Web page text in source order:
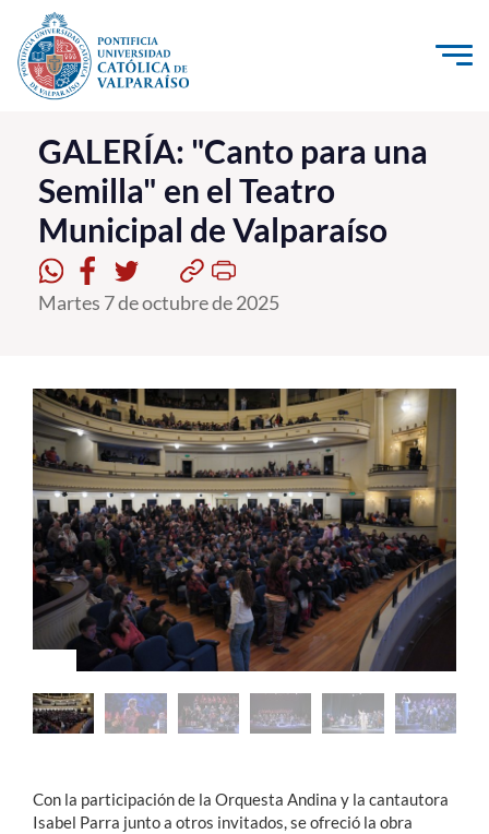
Click acá para ir directamente al contenido
La Universidad
Investigación, Creación e Innovación
PUCV Internacional
Vinculación con el Medio
Pregrado
Postgrado
Formación Continua
Estudiantes
Académicos
Funcionarios
Alumni
GALERÍA: "Canto para una
Semilla" en el Teatro
Municipal de Valparaíso
Martes 7 de octubre de 2025
Con la participación de la Orquesta Andina y la cantautora
Isabel Parra junto a otros invitados, se ofreció la obra